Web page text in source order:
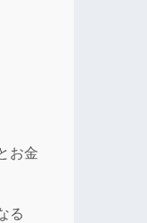
お金
る